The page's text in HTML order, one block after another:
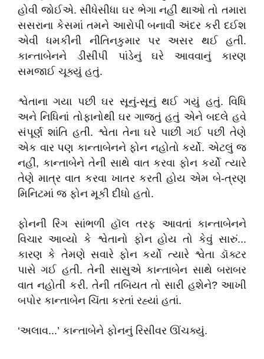
હોવી જોઈએ. સીધેસીધા ઘર ભેગા નહીં થાઓ તો તમારા
સસરાના કેસમાં તમને આરોપી બનાવી અંદર કરી દઈશ
એવી ધમકીની નીતિનકુમાર પર અસર થઈ હતી.
કાન્તાબેનને ડીસીપી પાંડેનું ઘરે આવવાનું કારણ
સમજાઈ ચૂક્યું હતું.
શ્વેતાના ગયા પછી ઘર સૂનું-સૂનું થઈ ગયું હતું. વિધિ
અને નિધિનાં તોફાનોથી ઘર ગાજતું હતું એને બદલે હવે
સંપૂર્ણ શાંતિ હતી. શ્વેતા તેના ઘરે પાછી ગઈ પછી તેણે
એક વાર પણ કાન્તાબેનને ફોન નહોતો કર્યો. એટલું જ
નહીં, કાન્તાબેને તેની સાથે વાત કરવા ફોન કર્યો ત્યારે
તેણે માત્ર વાત કરવા ખાતર કરતી હોય એમ બે-ત્રણ
મિનિટમાં જ ફોન મૂકી દીધો હતો.
ફોનની રિંગ સાંભળી હૉલ તરફ આવતાં કાન્તાબેનને
વિચાર આવ્યો કે શ્વેતાનો ફોન હોય તો કેવું સારું...
કારણ કે તેમણે સવારે ફોન કર્યો ત્યારે શ્વેતા ડૉક્ટર
પાસે ગઈ હતી. તેની સાસુએ કાન્તાબેન સાથે બરાબર
વાત નહોતી કરી. તેની તબિયત તો સારી હશેને? આખી
બપોર કાન્તાબેન ચિંતા કરતાં રહ્યાં હતાં.
‘અલાવ...’ કાન્તાબેને ફોનનું રિસીવર ઊંચક્યું.